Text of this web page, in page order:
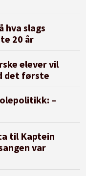
hva slags
20 år
elever vil
det første
–
til Kaptein
var